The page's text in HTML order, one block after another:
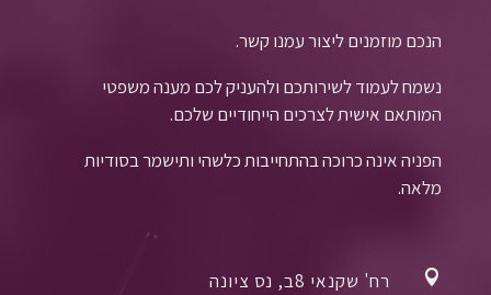
הנכם מוזמנים ליצור עמנו קשר.
נשמח לעמוד לשירותכם ולהעניק לכם מענה משפטי
המותאם אישית לצרכים הייחודיים שלכם.
הפניה אינה כרוכה בהתחייבות כלשהי ותישמר בסודיות
מלאה.
 רח' שקנאי 8ב, נס ציונה